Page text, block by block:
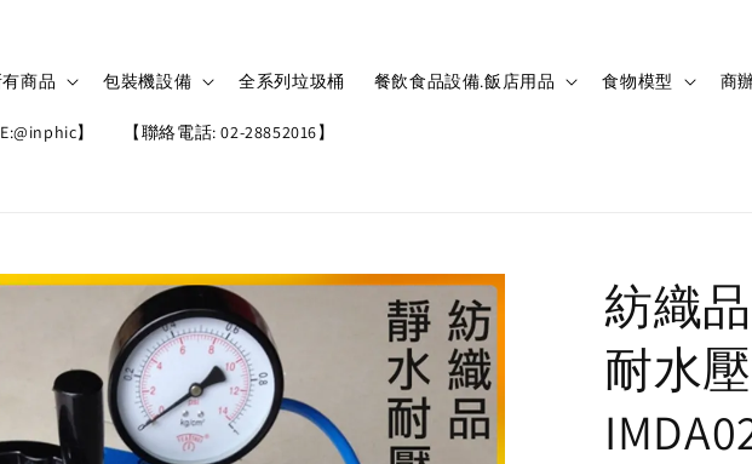
有商品 包裝機設備 全系列垃圾桶 餐飲食品設備.飯店用品 食物模型 商
】 【聯絡電話: 02-28852016】
紡織
耐水